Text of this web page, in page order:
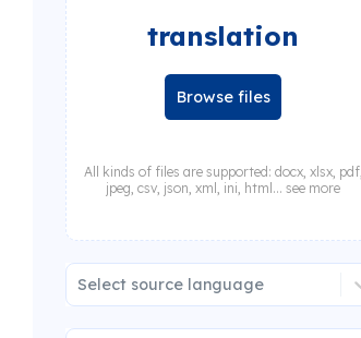
translation
Browse files
All kinds of files are supported: docx, xlsx, pdf,
jpeg, csv, json, xml, ini, html... see more
Select source language